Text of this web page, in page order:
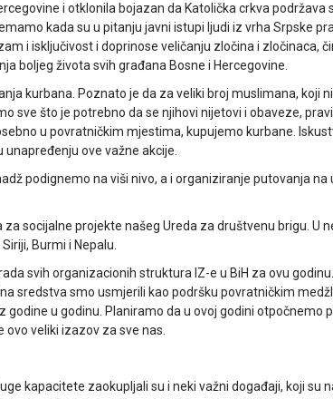
i otklonila bojazan da Katolička crkva podržava
kada su u pitanju javni istupi ljudi iz vrha Srpske
i isključivost i doprinose veličanju zločina i zločinaca,
boljeg života svih građana Bosne i Hercegovine.
kurbana. Poznato je da za veliki broj muslimana, koji
sve što je potrebno da se njihovi nijetovi i obaveze,
u povratničkim mjestima, kupujemo kurbane.
ove važne akcije.
podignemo na viši nivo, a i organiziranje putovanja na
socijalne projekte našeg Ureda za društvenu brigu. U
Burmi i Nepalu.
svih organizacionih struktura IZ-e u BiH za ovu
sredstva smo usmjerili kao podršku povratničkim
u godinu. Planiramo da u ovoj godini otpočnemo
veliki izazov za sve nas.
kapacitete zaokupljali su i neki važni događaji, koji su